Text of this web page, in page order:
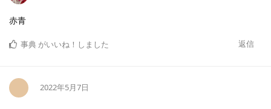
赤青
返信
事典 がいいね！しました
2022年5月7日